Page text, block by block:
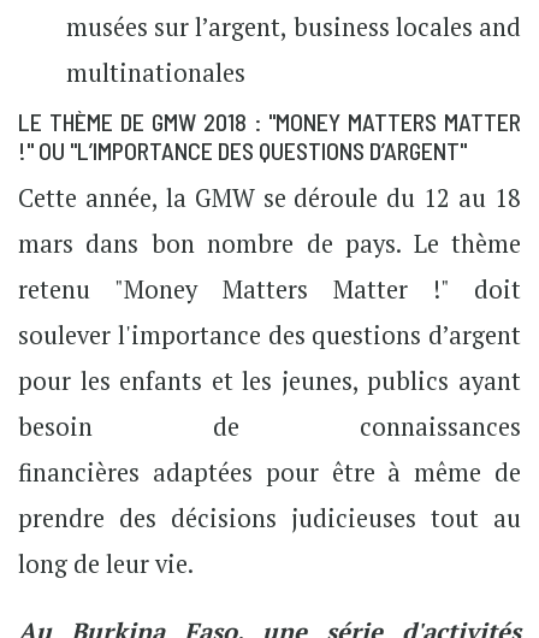
musées sur l’argent, business locales and
multinationales
LE THÈME DE GMW 2018 : "MONEY MATTERS MATTER
!" OU "L’IMPORTANCE DES QUESTIONS D’ARGENT"
Cette année, la GMW se déroule du 12 au 18
mars dans bon nombre de pays. Le thème
retenu "Money Matters Matter !" doit
soulever l'importance des questions d’argent
pour les enfants et les jeunes, publics ayant
besoin de connaissances
financières adaptées pour être à même de
prendre des décisions judicieuses tout au
long de leur vie.